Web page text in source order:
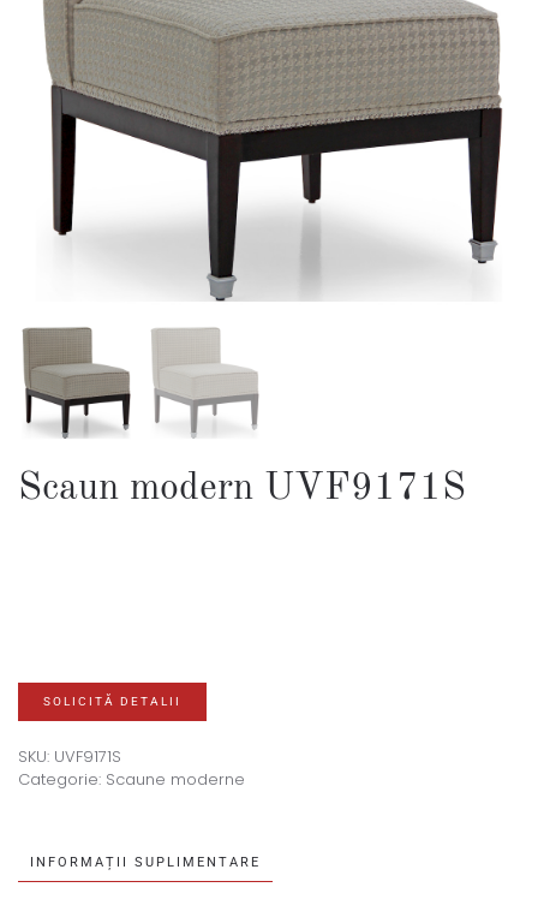
Scaun modern UVF9171S
SOLICITĂ DETALII
SKU: UVF9171S
Categorie: Scaune moderne
INFORMAȚII SUPLIMENTARE